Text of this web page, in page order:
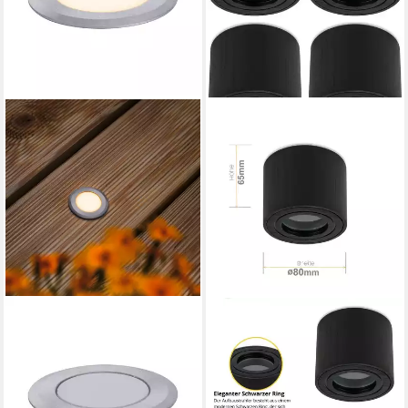
230V Alu Kunststoff, Metall,
LED fest integriert,
Aufbauleuchte 4 stück Bad
flach schwarz Aluminium IP44
badezimmer deckenspots,
ohne Leuchtmittel,